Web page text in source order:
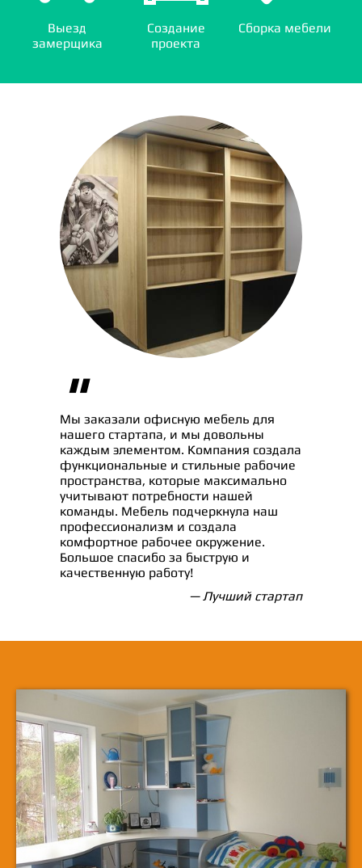
Выезд
замерщика
Создание
проекта
Сборка мебели
"
Мы заказали офисную мебель для
нашего стартапа, и мы довольны
каждым элементом. Компания создала
функциональные и стильные рабочие
пространства, которые максимально
учитывают потребности нашей
команды. Мебель подчеркнула наш
профессионализм и создала
комфортное рабочее окружение.
Большое спасибо за быструю и
качественную работу!
— Лучший стартап